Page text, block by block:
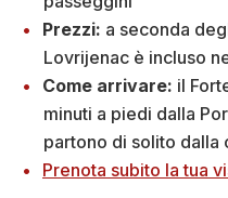
Prezzi: a seconda
Lovrijenac è incluso
Come arrivare: il
minuti a piedi dalla
partono di solito dalla
Prenota subito la tua